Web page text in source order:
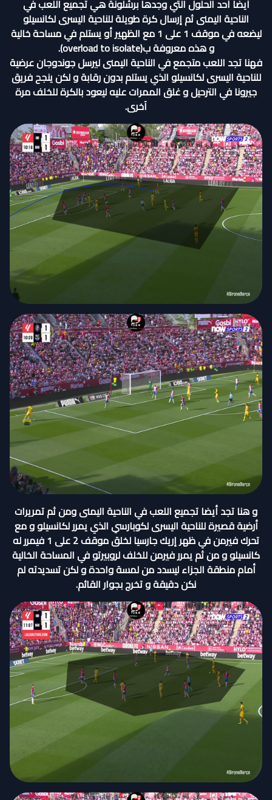
أيضا أحد الحلول التي وجدها برشلونة هي تجميع اللعب في
الناحية اليمنى ثم إرسال كرة طويلة للناحية اليسرى لكانسيلو
ليضعه في موقف 1 على 1 مع الظهير أو يستلم في مساحة خالية
و هذه معروفة ب(overload to isolate).
فهنا تجد اللعب متجمع في الناحية اليمنى ليرسل جوندوجان عرضية
للناحية اليسرى لكانسيلو الذي يستلم بدون رقابة و لكن ينجح فريق
جيرونا في الترحيل و غلق الممرات عليه ليعود بالكرة للخلف مرة
آخرى.
و هنا تجد أيضا تجميع اللعب في الناحية اليمنى ومن ثم تمريرات
أرضية قصيرة للناحية اليسرى لكوبارسي الذي يمرر لكانسيلو و مع
تحرك فيرمن في ظهر إريك جارسيا لخلق موقف 2 على 1 فيمرر له
كانسيلو و من ثم يمرر فيرمن للخلف لروبيرتو في المساحة الخالية
أمام منطقة الجزاء ليسدد من لمسة واحدة و لكن تسديدته لم
نكن دقيقة و تخرج بجوار القائم.